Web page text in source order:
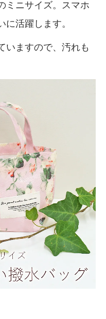
ミニサイズ。スマホ
活躍します。
いますので、汚れも